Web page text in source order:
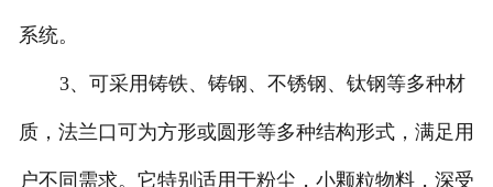
系统。
3、可采用铸铁、铸钢、不锈钢、钛钢等多种材
质，法兰口可为方形或圆形等多种结构形式，满足用
户不同需求。它特别适用于粉尘，小颗粒物料，深受